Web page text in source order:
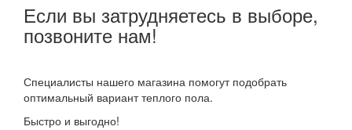
Если вы затрудняетесь в выборе,
позвоните нам!
Специалисты нашего магазина помогут подобрать
оптимальный вариант теплого пола.
Быстро и выгодно!